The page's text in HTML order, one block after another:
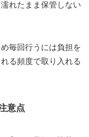
れたまま保管しない
毎回行うには負担を
る頻度で取り入れる
意点